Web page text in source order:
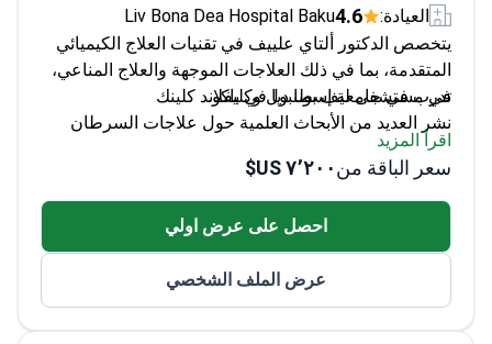
العيادة:
4.6
Liv Bona Dea Hospital Baku
يتخصص الدكتور ألتاي علييف في تقنيات العلاج الكيميائي
المتقدمة، بما في ذلك العلاجات الموجهة والعلاج المناعي،
في مستشفى ليف بونا ديا في باكو.
تدرب في جامعة إسطنبول وكليفلاند كلينك
نشر العديد من الأبحاث العلمية حول علاجات السرطان
خبير في العلاج الكيميائي السام للخلايا والعلاج
الهرموني
يركز على التشخيص المبكر والرعاية التلطيفية
اقرأ المزيد
سعر الباقة من٧٬٢٠٠ US$
احصل على عرض اولي
عرض الملف الشخصي